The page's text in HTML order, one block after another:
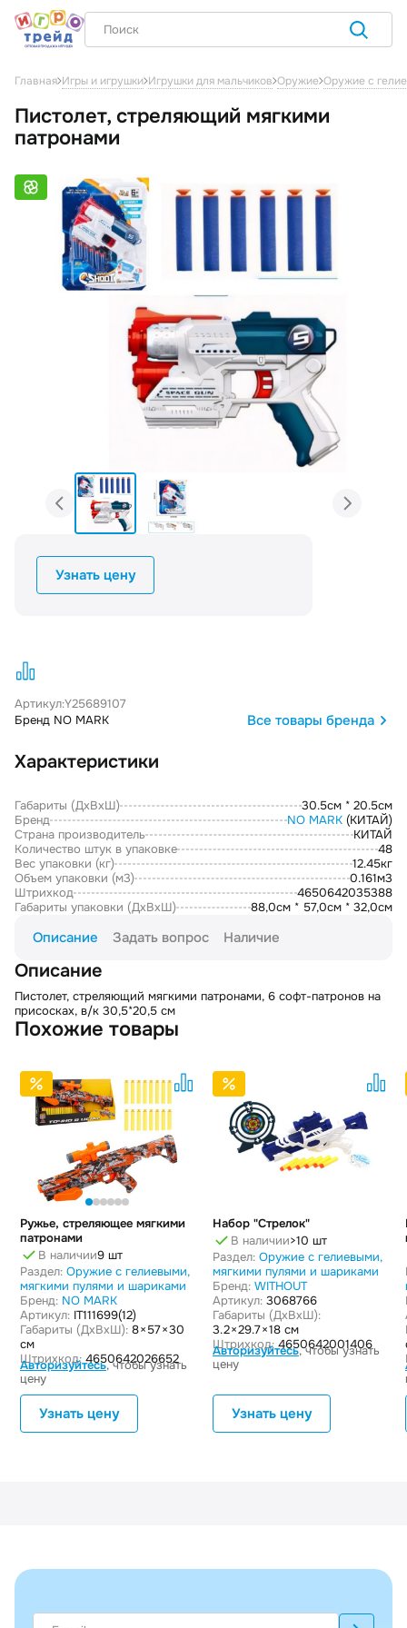
Главная Игры и игрушки Игрушки для мальчиков Оружие Оружие с
Пистолет, стреляющий мягкими
патронами
Узнать цену
Артикул:Y25689107
Бренд NO MARK
Все товары бренда
Характеристики
Габариты (ДxВxШ)
30.5см * 20.5см
Бренд
NO MARK (КИТАЙ)
Страна производитель
КИТАЙ
Количество штук в упаковке
48
Вес упаковки (кг)
12.45кг
Объем упаковки (м3)
0.161м3
Штрихкод
4650642035388
Габариты упаковки (ДxВxШ)
88,0см * 57,0см * 32,0см
Описание Задать вопрос Наличие
Описание
Пистолет, стреляющий мягкими патронами, 6 софт-патронов на
присосках, в/к 30,5*20,5 см
Похожие товары
Ружье, стреляющее мягкими
патронами
В наличии9 шт
Раздел: Оружие с гелиевыми,
мягкими пулями и шариками
Бренд: NO MARK
Артикул: IT111699(12)
Габариты (ДxВxШ): 8 × 57 × 30
см
Штрихкод: 4650642026652
Авторизуйтесь, чтобы узнать
цену
Узнать цену
Набор "Стрелок"
В наличии>10 шт
Раздел: Оружие с гелиевыми,
мягкими пулями и шариками
Бренд: WITHOUT
Артикул: 3068766
Габариты (ДxВxШ):
3.2 × 29.7 × 18 см
Штрихкод: 4650642001406
Авторизуйтесь, чтобы узнать
цену
Узнать цену